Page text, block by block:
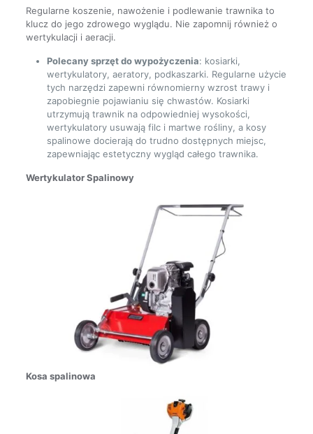
Regularne koszenie, nawożenie i podlewanie trawnika to
klucz do jego zdrowego wyglądu. Nie zapomnij również o
wertykulacji i aeracji.
Polecany sprzęt do wypożyczenia: kosiarki,
wertykulatory, aeratory, podkaszarki. Regularne użycie
tych narzędzi zapewni równomierny wzrost trawy i
zapobiegnie pojawianiu się chwastów. Kosiarki
utrzymują trawnik na odpowiedniej wysokości,
wertykulatory usuwają filc i martwe rośliny, a kosy
spalinowe docierają do trudno dostępnych miejsc,
zapewniając estetyczny wygląd całego trawnika.
Wertykulator Spalinowy
Kosa spalinowa